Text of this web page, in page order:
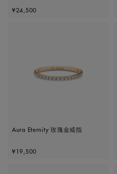
Original price
¥24,500
Aura Eternity 玫瑰金戒指
Original price
¥19,500